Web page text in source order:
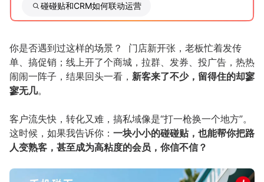
认证服务商 设计服务商
有赞云 数据通服务
碰碰贴和CRM如何联动运营
你是否遇到过这样的场景？ 门店新开张，老板忙着发传
单、搞促销；线上开了个商城，拉群、发券、投广告，热热
闹闹一阵子，结果回头一看， 新客来了不少，留得住的却寥
寥无几。
客户流失快，转化又难，搞私域像是“打一枪换一个地方”。
这时候，如果我告诉你： 一块小小的碰碰贴，也能帮你把路
人变熟客，甚至成为高粘度的会员，你信不信？